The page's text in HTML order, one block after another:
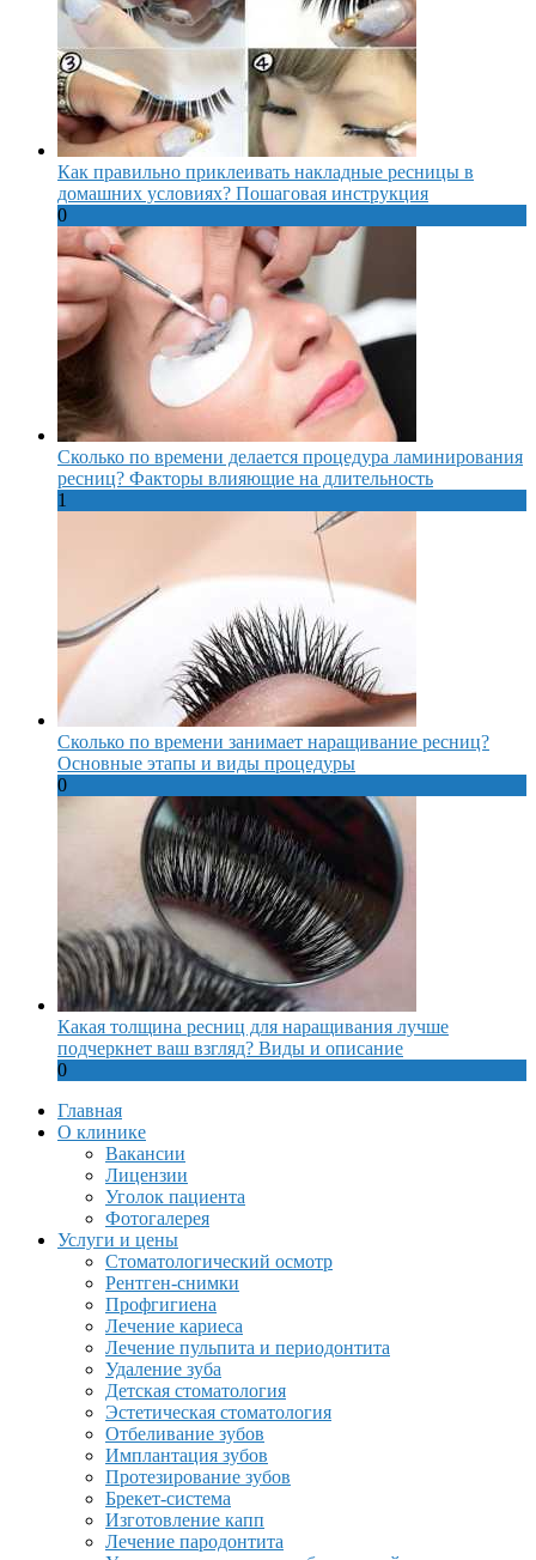
Как правильно приклеивать накладные ресницы в
домашних условиях? Пошаговая инструкция
0
Сколько по времени делается процедура ламинирования
ресниц? Факторы влияющие на длительность
1
Сколько по времени занимает наращивание ресниц?
Основные этапы и виды процедуры
0
Какая толщина ресниц для наращивания лучше
подчеркнет ваш взгляд? Виды и описание
0
Главная
О клинике
Вакансии
Лицензии
Уголок пациента
Фотогалерея
Услуги и цены
Стоматологический осмотр
Рентген-снимки
Профгигиена
Лечение кариеса
Лечение пульпита и периодонтита
Удаление зуба
Детская стоматология
Эстетическая стоматология
Отбеливание зубов
Имплантация зубов
Протезирование зубов
Брекет-система
Изготовление капп
Лечение пародонтита